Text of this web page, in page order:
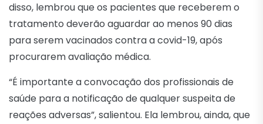
disso, lembrou que os pacientes que receberem o
tratamento deverão aguardar ao menos 90 dias
para serem vacinados contra a covid-19, após
procurarem avaliação médica.
“É importante a convocação dos profissionais de
saúde para a notificação de qualquer suspeita de
reações adversas”, salientou. Ela lembrou, ainda, que